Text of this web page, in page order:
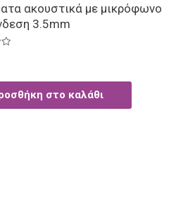
ακουστικά με μικρόφωνο
3.5mm
στο καλάθι